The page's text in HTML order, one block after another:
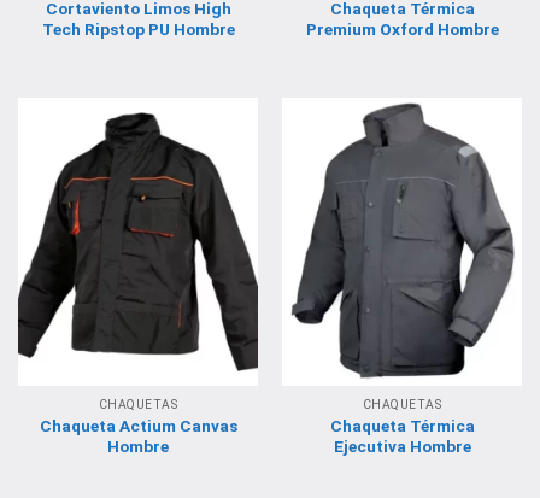
Cortaviento Limos High
Tech Ripstop PU Hombre
Chaqueta Térmica
Premium Oxford Hombre
CHAQUETAS
Chaqueta Actium Canvas
Hombre
CHAQUETAS
Chaqueta Térmica
Ejecutiva Hombre